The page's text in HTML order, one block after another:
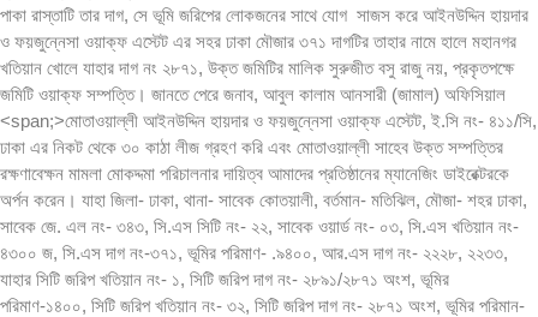
পাকা রাস্তাটি তার দাগ, সে ভূমি জরিপের লোকজনের সাথে যোগ সাজস করে আইনউদ্দিন হায়দার
ও ফয়জুন্নেসা ওয়াক্ফ এস্টেট এর সহর ঢাকা মৌজার ৩৭১ দাগটির তাহার নামে হালে মহানগর
খতিয়ান খোলে যাহার দাগ নং ২৮৭১, উক্ত জমিটির মালিক সুরুজীত বসু রাজু নয়, প্রকৃতপক্ষে
জমিটি ওয়াক্ফ সম্পত্তি। জানতে পেরে জনাব, আবুল কালাম আনসারী (জামাল) অফিসিয়াল
<span;>মোতাওয়াল্লী আইনউদ্দিন হায়দার ও ফয়জুন্নেসা ওয়াক্ফ এস্টেট, ই.সি নং- ৪১১/সি,
ঢাকা এর নিকট থেকে ৩০ কাঠা লীজ গ্রহণ করি এবং মোতাওয়াল্লী সাহেব উক্ত সম্পত্তির
রক্ষণাবেক্ষন মামলা মোকদ্দমা পরিচালনার দায়িত্ব আমাদের প্রতিষ্ঠানের ম্যানেজিং ডাইরেক্টরকে
অর্পন করেন। যাহা জিলা- ঢাকা, থানা- সাবেক কোতয়ালী, বর্তমান- মতিঝিল, মৌজা- শহর ঢাকা,
সাবেক জে. এল নং- ৩৪৩, সি.এস সিটি নং- ২২, সাবেক ওয়ার্ড নং- ০৩, সি.এস খতিয়ান নং-
৪৩০০ জ, সি.এস দাগ নং-৩৭১, ভূমির পরিমাণ- .৯৪০০, আর.এস দাগ নং- ২২২৮, ২২৩৩,
যাহার সিটি জরিপ খতিয়ান নং- ১, সিটি জরিপ দাগ নং- ২৮৯১/২৮৭১ অংশ, ভূমির
পরিমাণ-১৪০০, সিটি জরিপ খতিয়ান নং- ৩২, সিটি জরিপ দাগ নং- ২৮৭১ অংশ, ভূমির পরিমান-